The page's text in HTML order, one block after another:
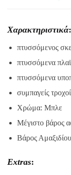
Χαρακτηριστικά:
πτυσσόμενος
πτυσσόμενα
πτυσσόμενα
συμπαγείς τροχοί
Χρώμα: Μπλε
Μέγιστο βάρος
Βάρος
Εxtras: